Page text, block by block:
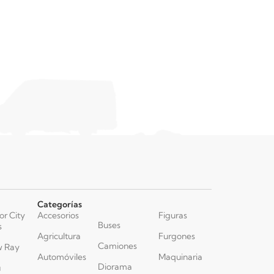
City
Ray
Categorías
Accesorios
Agricultura
Automóviles
Buses
Camiones
Diorama
Figuras
Furgones
Maquinaria